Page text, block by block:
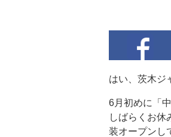
はい、茨木ジ
6月初めに「
しばらくお休
装オープンし